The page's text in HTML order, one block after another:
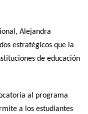
Alejandra
estratégicos que la
de educación
al programa
a los estudiantes